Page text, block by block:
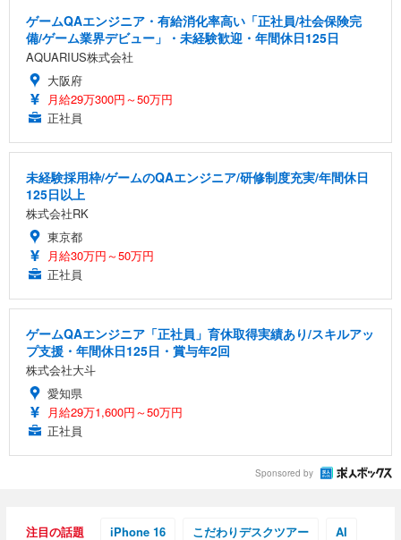
ゲームQAエンジニア・有給消化率高い「正社員/社会保険完
備/ゲーム業界デビュー」・未経験歓迎・年間休日125日
AQUARIUS株式会社
大阪府
月給29万300円～50万円
正社員
未経験採用枠/ゲームのQAエンジニア/研修制度充実/年間休日
125日以上
株式会社RK
東京都
月給30万円～50万円
正社員
ゲームQAエンジニア「正社員」育休取得実績あり/スキルアッ
プ支援・年間休日125日・賞与年2回
株式会社大斗
愛知県
月給29万1,600円～50万円
正社員
Sponsored by
注目の話題 iPhone 16 こだわりデスクツアー AI